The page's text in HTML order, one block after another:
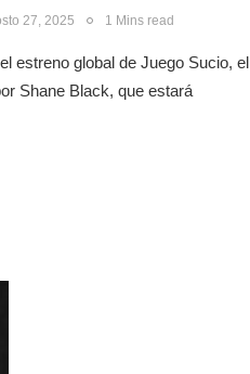
27, 2025 1 Mins read
estreno global de Juego Sucio, el
Shane Black, que estará